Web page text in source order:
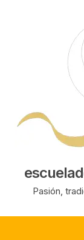
Pasión,